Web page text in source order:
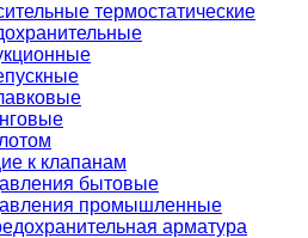
термостатические
к клапанам
бытовые
промышленные
арматура